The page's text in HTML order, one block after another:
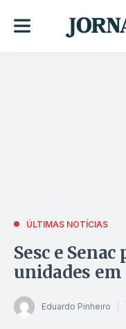
ÚLTIMAS NOTÍCIAS
Sesc e
unidades em
Eduardo Pinheiro